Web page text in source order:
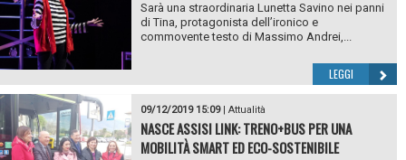
Sarà una straordinaria Lunetta Savino nei panni
di Tina, protagonista dell’ironico e
commovente testo di Massimo Andrei,...
LEGGI
09/12/2019 15:09| Attualità
NASCE ASSISI LINK: TRENO+BUS PER UNA
MOBILITÀ SMART ED ECO-SOSTENIBILE